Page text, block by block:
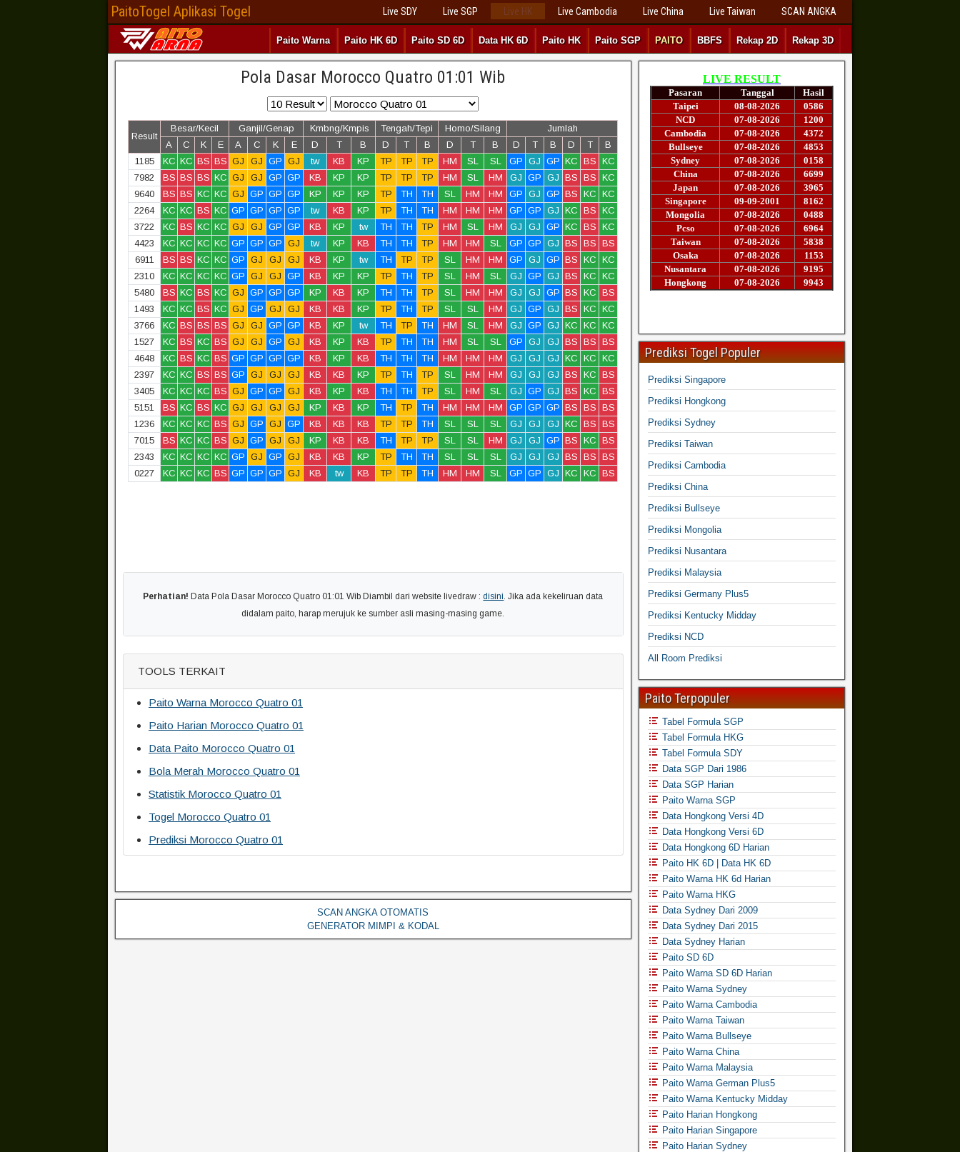
PaitoTogel Aplikasi Togel Live SDY Live SGP Live HK Live Cambodia Live China Live Taiwan SCAN ANGKA
Paito Warna Paito HK 6D Paito SD 6D Data HK 6D Paito HK Paito SGP PAITO BBFS Rekap 2D Rekap 3D
Pola Dasar Morocco Quatro 01:01 Wib
Result
Besar/Kecil Ganjil/Genap Kmbng/Kmpis Tengah/Tepi Homo/Silang
Jumlah
A
C K E A C K E D T B D T B D T B D T B D T
B
1185
KC KC BS BS GJ GJ GP GJ tw KB KP TP TP TP HM SL SL GP GJ GP KC BS KC
7982
BS BS BS KC GJ GJ GP GP KB KP KP TP TP TP HM SL HM GJ GP GJ BS BS KC
9640
BS BS KC KC GJ GP GP GP KP KP KP TP TH TH SL HM HM GP GJ GP BS KC KC
2264
KC KC BS KC GP GP GP GP tw KB KP TP TH TH HM HM HM GP GP GJ KC BS KC
3722
KC BS KC KC GJ GJ GP GP KB KP tw TH TH TP HM SL HM GJ GJ GP KC BS KC
4423
KC KC KC KC GP GP GP GJ tw KP KB TH TH TP HM HM SL GP GP GJ BS BS BS
6911
BS BS KC KC GP GJ GJ GJ KB KP tw TH TP TP SL HM HM GP GJ GP BS KC KC
2310
KC KC KC KC GP GJ GJ GP KB KP KP TP TH TP SL HM SL GJ GP GJ BS KC KC
5480
BS KC BS KC GJ GP GP GP KP KB KP TH TH TP SL HM HM GJ GJ GP BS KC BS
1493
KC KC BS KC GJ GP GJ GJ KB KB KP TP TH TP SL SL HM GJ GP GJ BS KC KC
3766
KC BS BS BS GJ GJ GP GP KB KP tw TH TP TH HM SL HM GJ GP GJ KC KC KC
1527
KC BS KC BS GJ GJ GP GJ KB KP KB TP TH TH HM SL SL GP GJ GJ BS BS BS
4648
KC BS KC BS GP GP GP GP KB KP KB TH TH TH HM HM HM GJ GJ GJ KC KC KC
2397
KC KC BS BS GP GJ GJ GJ KB KB KP TP TH TP SL HM HM GJ GJ GJ BS KC BS
3405
KC KC KC BS GJ GP GP GJ KB KP KB TH TH TP SL HM SL GJ GP GJ BS KC BS
5151
BS KC BS KC GJ GJ GJ GJ KP KB KP TH TP TH HM HM HM GP GP GP BS BS BS
1236
KC KC KC BS GJ GP GJ GP KB KB KB TP TP TH SL SL SL GJ GJ GJ KC BS BS
7015
BS KC KC BS GJ GP GJ GJ KP KB KB TH TP TP SL SL HM GJ GJ GP BS KC BS
2343
KC KC KC KC GP GJ GP GJ KB KB KP TP TH TH SL SL SL GJ GJ GJ BS BS BS
0227
KC KC KC BS GP GP GP GJ KB tw KB TP TP TH HM HM SL GP GP GJ KC KC BS
Perhatian! Data Pola Dasar Morocco Quatro 01:01 Wib Diambil dari website livedraw :disini. Jika ada kekeliruan data
didalam paito, harap merujuk ke sumber asli masing-masing game.
TOOLS TERKAIT
Paito Warna Morocco Quatro 01
Paito Harian Morocco Quatro 01
Data Paito Morocco Quatro 01
Bola Merah Morocco Quatro 01
Statistik Morocco Quatro 01
Togel Morocco Quatro 01
Prediksi Morocco Quatro 01
SCAN ANGKA OTOMATIS
GENERATOR MIMPI & KODAL
Prediksi Togel Populer
Prediksi Singapore
Prediksi Hongkong
Prediksi Sydney
Prediksi Taiwan
Prediksi Cambodia
Prediksi China
Prediksi Bullseye
Prediksi Mongolia
Prediksi Nusantara
Prediksi Malaysia
Prediksi Germany Plus5
Prediksi Kentucky Midday
Prediksi NCD
All Room Prediksi
Paito Terpopuler
Tabel Formula SGP
Tabel Formula HKG
Tabel Formula SDY
Data SGP Dari 1986
Data SGP Harian
Paito Warna SGP
Data Hongkong Versi 4D
Data Hongkong Versi 6D
Data Hongkong 6D Harian
Paito HK 6D | Data HK 6D
Paito Warna HK 6d Harian
Paito Warna HKG
Data Sydney Dari 2009
Data Sydney Dari 2015
Data Sydney Harian
Paito SD 6D
Paito Warna SD 6D Harian
Paito Warna Sydney
Paito Warna Cambodia
Paito Warna Taiwan
Paito Warna Bullseye
Paito Warna China
Paito Warna Malaysia
Paito Warna German Plus5
Paito Warna Kentucky Midday
Paito Harian Hongkong
Paito Harian Singapore
Paito Harian Sydney